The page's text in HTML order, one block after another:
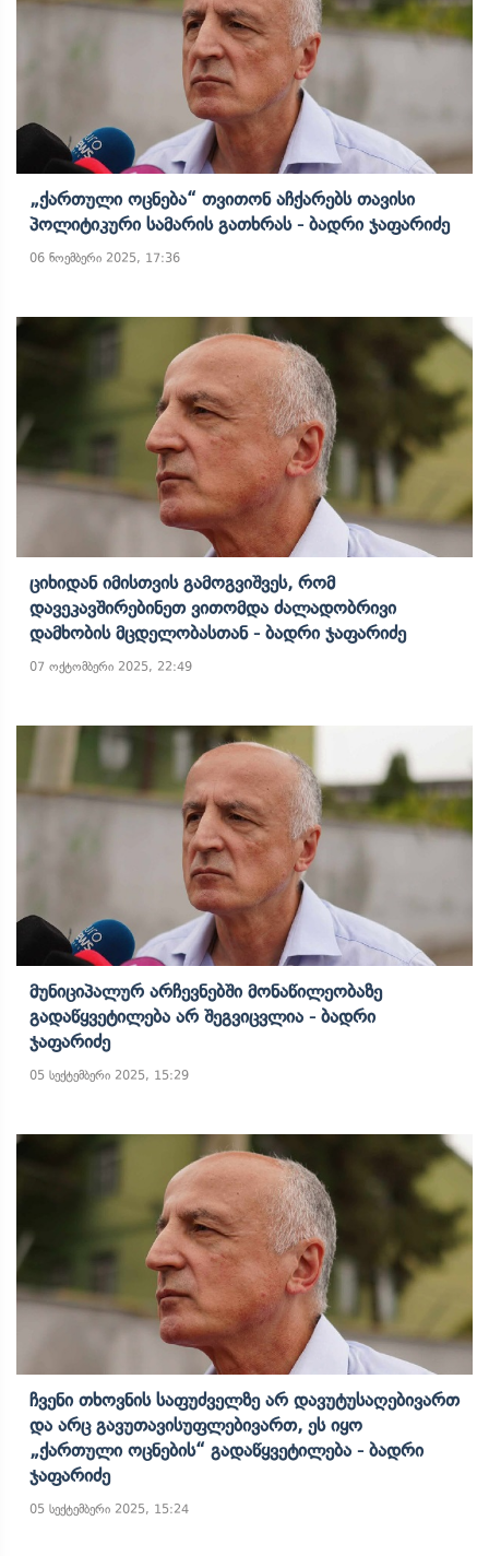
„ქართული Ოცნება“ Თვითონ Აჩქარებს Თავისი
Პოლიტიკური Სამარის Გათხრას - Ბადრი Ჯაფარიძე
06 ნოემბერი 2025, 17:36
Ციხიდან Იმისთვის Გამოგვიშვეს, Რომ
Დავეკავშირებინეთ Ვითომდა Ძალადობრივი
Დამხობის Მცდელობასთან - Ბადრი Ჯაფარიძე
07 ოქტომბერი 2025, 22:49
Მუნიციპალურ Არჩევნებში Მონაწილეობაზე
Გადაწყვეტილება Არ Შეგვიცვლია - Ბადრი
Ჯაფარიძე
05 სექტემბერი 2025, 15:29
Ჩვენი Თხოვნის Საფუძველზე Არ Დავუტუსაღებივართ
Და Არც Გავუთავისუფლებივართ, Ეს Იყო
„ქართული Ოცნების“ Გადაწყვეტილება - Ბადრი
Ჯაფარიძე
05 სექტემბერი 2025, 15:24